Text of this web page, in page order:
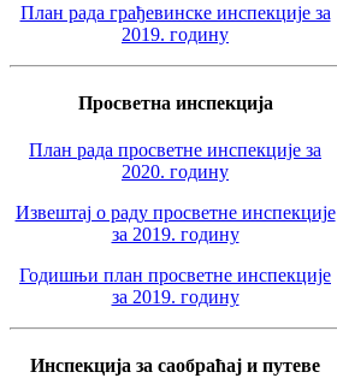
План рада грађевинске инспекције за
2019. годину
Просветна инспекција
План рада просветне инспекције за
2020. годину
Извештај о раду просветне инспекције
за 2019. годину
Годишњи план просветне инспекције
за 2019. годину
Инспекција за саобраћај и путеве